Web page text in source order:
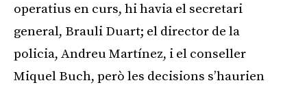
operatius en curs, hi havia el secretari
general, Brauli Duart; el director de la
policia, Andreu Martínez, i el conseller
Miquel Buch, però les decisions s’haurien